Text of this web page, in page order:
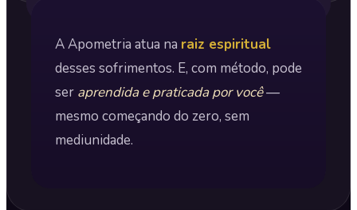
A Apometria atua na raiz espiritual
desses sofrimentos. E, com método, pode
ser aprendida e praticada por você—
mesmo começando do zero, sem
mediunidade.